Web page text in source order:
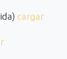
cargar